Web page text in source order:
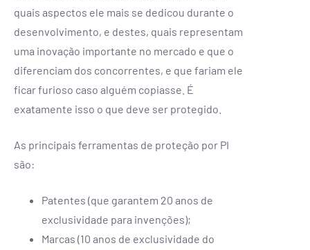
quais aspectos ele mais se dedicou durante o
desenvolvimento, e destes, quais representam
uma inovação importante no mercado e que o
diferenciam dos concorrentes, e que fariam ele
ficar furioso caso alguém copiasse. É
exatamente isso o que deve ser protegido.
As principais ferramentas de proteção por PI
são:
Patentes (que garantem 20 anos de
exclusividade para invenções);
Marcas (10 anos de exclusividade do